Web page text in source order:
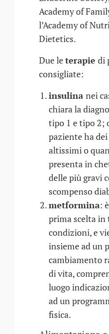
Academy of
l’Academy of
Dietetics.
Due leterapie di
consigliate:
insulina nei
chiara la
tipo 1 e tipo 2;
paziente ha
altissimi o
presenta in
delle più gravi
scompenso
metformina:
prima scelta
condizioni, e
insieme ad un
cambiamento
di vita,
luogo
ad un
fisica.